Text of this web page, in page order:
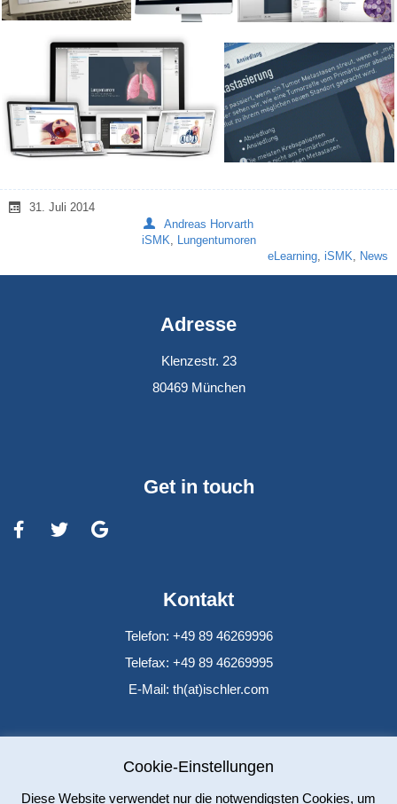
31. Juli 2014
Andreas Horvarth
iSMK
Lungentumoren
eLearning iSMK News
Adresse
Klenzestr. 23
80469 München
Get in touch
Kontakt
Telefon: +49 89 46269996
Telefax: +49 89 46269995
E-Mail: th(at)ischler.com
Cookie-Einstellungen
Diese Website verwendet nur die notwendigsten Cookies, um